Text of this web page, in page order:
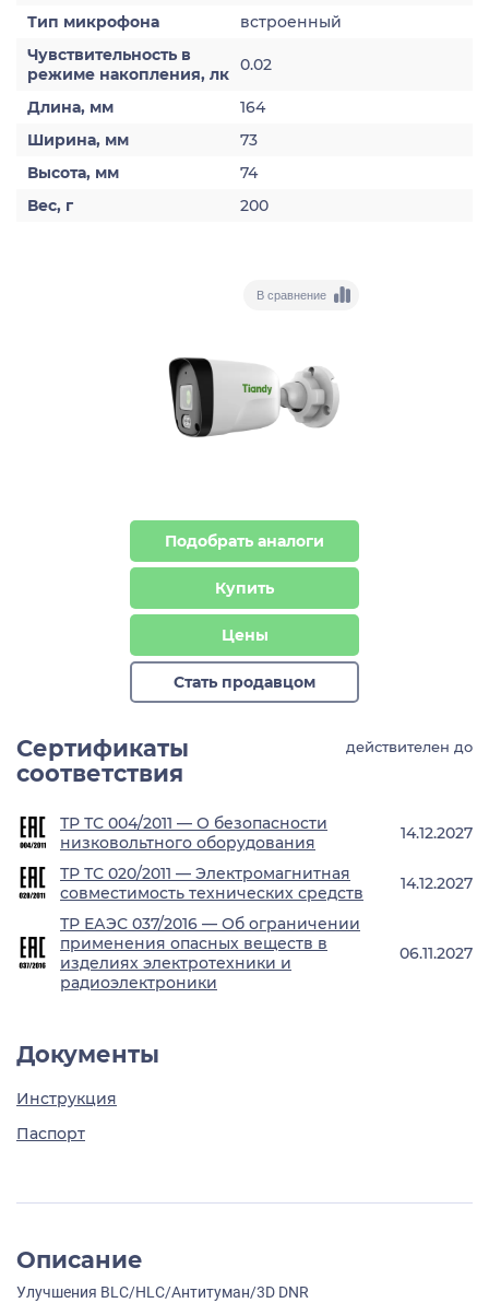
Тип микрофона
встроенный
Чувствительность в
режиме накопления, лк 0.02
Длина, мм
164
Ширина, мм
73
Высота, мм
74
Вес, г
200
В сравнение
Подобрать аналоги
Купить
Цены
Стать продавцом
Сертификаты
соответствия
действителен до
ТР ТС 004/2011 — О безопасности
низковольтного оборудования
14.12.2027
ТР ТС 020/2011 — Электромагнитная
совместимость технических средств
14.12.2027
ТР ЕАЭС 037/2016 — Об ограничении
применения опасных веществ в
изделиях электротехники и
радиоэлектроники
06.11.2027
Документы
Инструкция
Паспорт
Описание
Улучшения BLC/HLC/Антитуман/3D DNR